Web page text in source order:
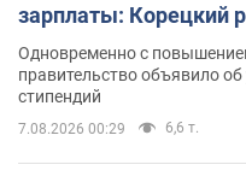
зарплаты: Корецкий
Одновременно с
правительство объявило
стипендий
7.08.2026 00:29 6,6 т.